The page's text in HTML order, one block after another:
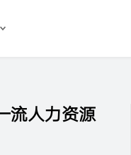
流人力资源